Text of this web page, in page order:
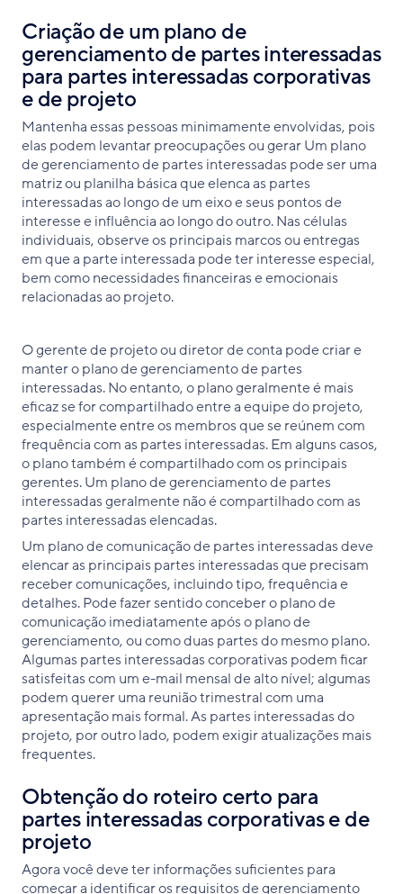
Criação de um plano de
gerenciamento de partes interessadas
para partes interessadas corporativas
e de projeto
Mantenha essas pessoas minimamente envolvidas, pois
elas podem levantar preocupações ou gerar Um plano
de gerenciamento de partes interessadas pode ser uma
matriz ou planilha básica que elenca as partes
interessadas ao longo de um eixo e seus pontos de
interesse e influência ao longo do outro. Nas células
individuais, observe os principais marcos ou entregas
em que a parte interessada pode ter interesse especial,
bem como necessidades financeiras e emocionais
relacionadas ao projeto.
O gerente de projeto ou diretor de conta pode criar e
manter o plano de gerenciamento de partes
interessadas. No entanto, o plano geralmente é mais
eficaz se for compartilhado entre a equipe do projeto,
especialmente entre os membros que se reúnem com
frequência com as partes interessadas. Em alguns casos,
o plano também é compartilhado com os principais
gerentes. Um plano de gerenciamento de partes
interessadas geralmente não é compartilhado com as
partes interessadas elencadas.
Um plano de comunicação de partes interessadas deve
elencar as principais partes interessadas que precisam
receber comunicações, incluindo tipo, frequência e
detalhes. Pode fazer sentido conceber o plano de
comunicação imediatamente após o plano de
gerenciamento, ou como duas partes do mesmo plano.
Algumas partes interessadas corporativas podem ficar
satisfeitas com um e-mail mensal de alto nível; algumas
podem querer uma reunião trimestral com uma
apresentação mais formal. As partes interessadas do
projeto, por outro lado, podem exigir atualizações mais
frequentes.
Obtenção do roteiro certo para
partes interessadas corporativas e de
projeto
Agora você deve ter informações suficientes para
começar a identificar os requisitos de gerenciamento